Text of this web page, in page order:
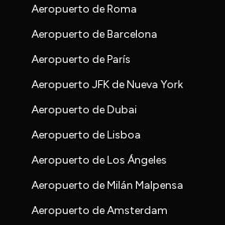
Aeropuerto de Roma
Aeropuerto de Barcelona
Aeropuerto de París
Aeropuerto JFK de Nueva York
Aeropuerto de Dubai
Aeropuerto de Lisboa
Aeropuerto de Los Ángeles
Aeropuerto de Milán Malpensa
Aeropuerto de Amsterdam